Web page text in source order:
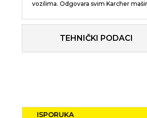
vozilima. Odgovara svim Karcher
TEHNIČKI PODACI
ISPORUKA